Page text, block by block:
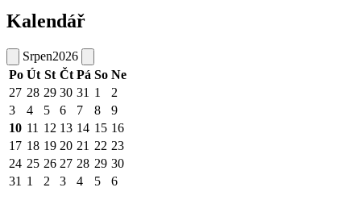
Kalendář
Srpen2026
Po Út St Čt Pá So Ne
27 28 29 30 31 1
2
3
4 5 6 7 8
9
10 11 12 13 14 15 16
17 18 19 20 21 22 23
24 25 26 27 28 29 30
31 1 2 3 4 5 6